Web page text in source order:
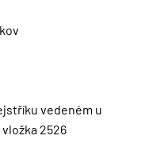
vedeném u
2526